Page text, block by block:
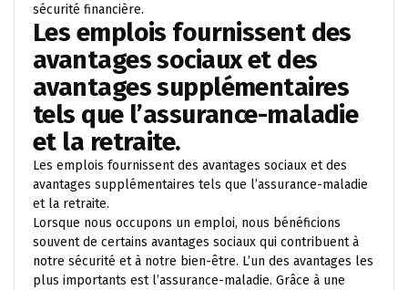
sécurité financière.
Les emplois fournissent des
avantages sociaux et des
avantages supplémentaires
tels que l’assurance-maladie
et la retraite.
Les emplois fournissent des avantages sociaux et des
avantages supplémentaires tels que l’assurance-maladie
et la retraite.
Lorsque nous occupons un emploi, nous bénéficions
souvent de certains avantages sociaux qui contribuent à
notre sécurité et à notre bien-être. L’un des avantages les
plus importants est l’assurance-maladie. Grâce à une